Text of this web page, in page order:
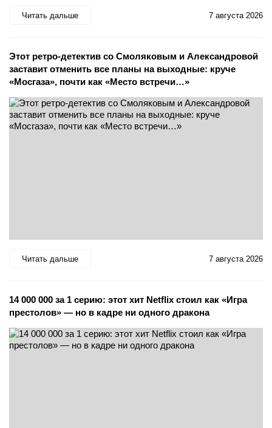
Читать дальше 7 августа 2026
Этот ретро-детектив со Смоляковым и Александровой
заставит отменить все планы на выходные: круче
«Мосгаза», почти как «Место встречи…»
Читать дальше 7 августа 2026
14 000 000 за 1 серию: этот хит Netflix стоил как «Игра
престолов» — но в кадре ни одного дракона